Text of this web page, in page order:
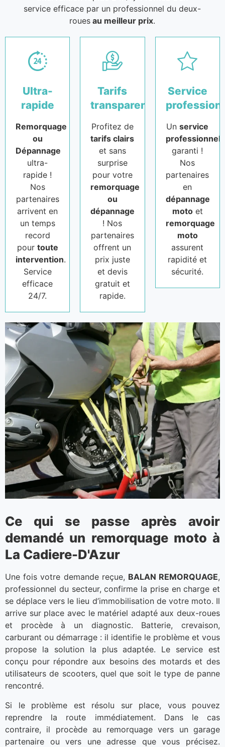
service efficace par un professionnel du deux-
roues au meilleur prix.
Ultra-
rapide
Remorquage
ou
Dépannage
ultra-
rapide !
Nos
partenaires
arrivent en
un temps
record
pour toute
intervention.
Service
efficace
24/7.
Tarifs
transparents
Profitez de
tarifs clairs
et sans
surprise
pour votre
remorquage
ou
dépannage
! Nos
partenaires
offrent un
prix juste
et devis
gratuit et
rapide.
Service
Unservice
professionnel
garanti !
Nos
partenaires
en
dépannage
motoet
remorquage
moto
assurent
rapidité et
sécurité.
Ce qui se passe après avoir
demandé un remorquage moto à
La Cadiere-D'Azur
Une fois votre demande reçue, BALAN REMORQUAGE,
professionnel du secteur, confirme la prise en charge et
se déplace vers le lieu d’immobilisation de votre moto. Il
arrive sur place avec le matériel adapté aux deux-roues
et procède à un diagnostic. Batterie, crevaison,
carburant ou démarrage : il identifie le problème et vous
propose la solution la plus adaptée. Le service est
conçu pour répondre aux besoins des motards et des
utilisateurs de scooters, quel que soit le type de panne
rencontré.
Si le problème est résolu sur place, vous pouvez
reprendre la route immédiatement. Dans le cas
contraire, il procède au remorquage vers un garage
partenaire ou vers une adresse que vous précisez.